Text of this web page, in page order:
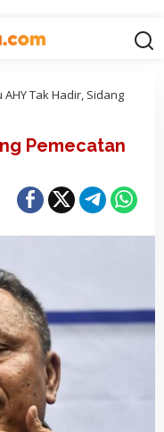
AHY Tak Hadir, Sidang
Pemecatan